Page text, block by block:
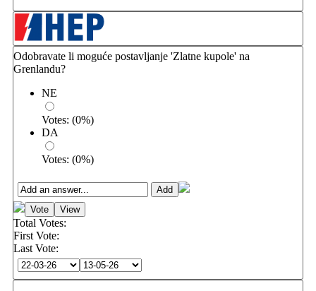
Odobravate li moguće postavljanje 'Zlatne kupole' na
Grenlandu?
NE
Votes: (0%)
DA
Votes: (0%)
Total Votes:
First Vote:
Last Vote: